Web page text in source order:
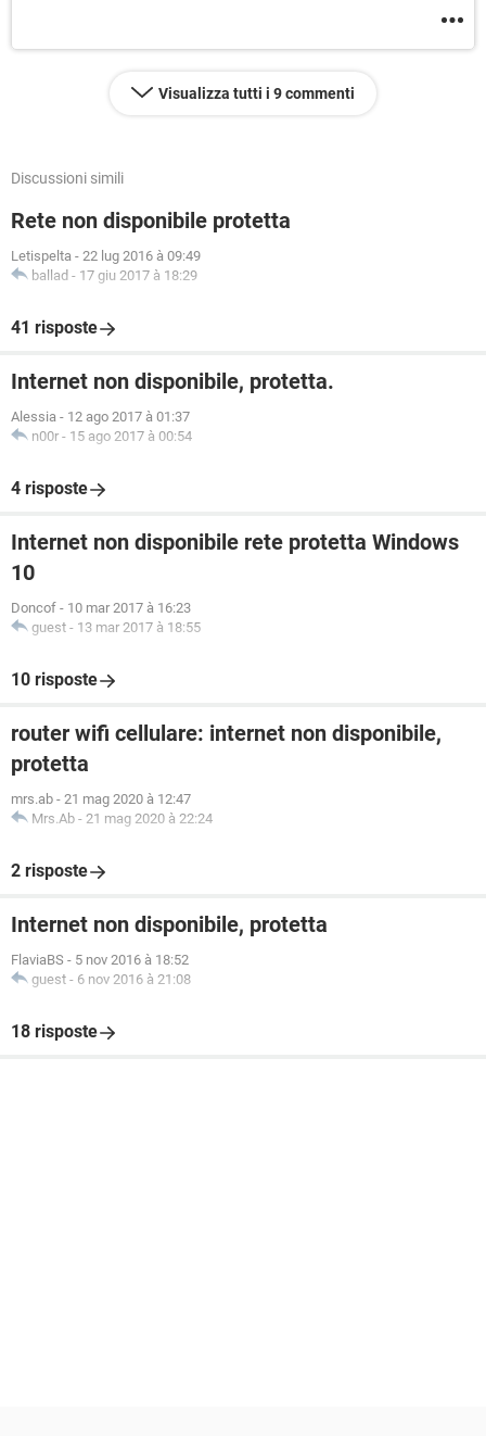
Visualizza tutti i 9 commenti
Discussioni simili
Rete non disponibile protetta
Letispelta - 22 lug 2016 à 09:49
ballad - 17 giu 2017 à 18:29
41 risposte
Internet non disponibile, protetta.
Alessia - 12 ago 2017 à 01:37
n00r - 15 ago 2017 à 00:54
4 risposte
Internet non disponibile rete protetta Windows
10
Doncof - 10 mar 2017 à 16:23
guest - 13 mar 2017 à 18:55
10 risposte
router wifi cellulare: internet non disponibile,
protetta
mrs.ab - 21 mag 2020 à 12:47
Mrs.Ab - 21 mag 2020 à 22:24
2 risposte
Internet non disponibile, protetta
FlaviaBS - 5 nov 2016 à 18:52
guest - 6 nov 2016 à 21:08
18 risposte